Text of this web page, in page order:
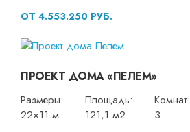
ОТ 4.553.250 РУБ.
ПРОЕКТ ДОМА «ПЕЛЕМ»
Размеры:
22×11 м
Площадь:
121,1 м2
Комнат:
3